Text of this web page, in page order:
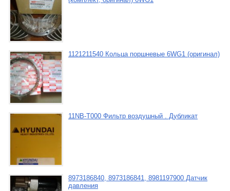
1121211540 Кольца поршневые 6WG1 (оригинал)
11NB-T000 Фильтр воздушный . Дубликат
8973186840, 8973186841, 8981197900 Датчик
давления